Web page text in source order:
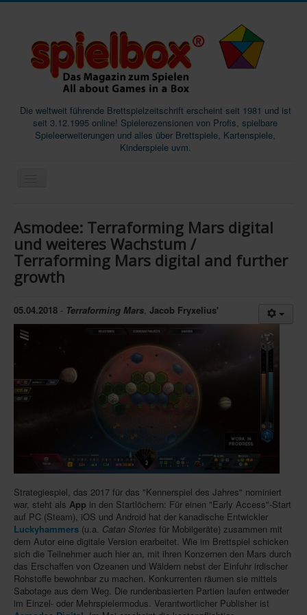
Die weltweit führende Brettspielzeitschrift erscheint seit 1981 und ist
seit 3.12.1995 online! Spielerezensionen von Profis, spielbare
Spieleerweiterungen und alles über Brettspiele, Kartenspiele,
Kinderspiele uvm.
Magazine
Abos/Subscriptions
Podcast
SpieleMag
Infos
Download spielbox Special 2025
Newsletter
Neuheiten-New Games
Köpfe-Heads
Preise-Awards
Branchen-/Wirtschaftsnews
Interviews
Crowdfunding
Veranstaltungen-Events
Asmodee: Terraforming Mars digital
und weiteres Wachstum /
Terraforming Mars digital and further
growth
05.04.2018 - Terraforming Mars, Jacob Fryxelius'
Strategiespiel, das 2017 für das "Kennerspiel des Jahres" nominiert
war, steht als App in den Startlöchern: Für einen "Early Access"-Start
auf PC (Steam), iOS und Android hat der kanadische Entwickler
Luckyhammers (u.a. Catan Stories für Mobilgeräte) zusammen mit
dem Autor eine digitale Version erarbeitet. Wie im Brettspiel schicken
sich die Teilnehmer auch hier an, mit ihren Konzernen den Mars durch
das Erschaffen von Ozeanen und Wäldern nebst der Einfuhr irdischer
Rohstoffe bewohnbar zu machen. Konkurrenten räumen sie mittels
Sabotage aus dem Weg. Die rundenbasierten Partien laufen entweder
im Einzel- oder Mehrspielermodus. Verantwortlicher Publisher ist